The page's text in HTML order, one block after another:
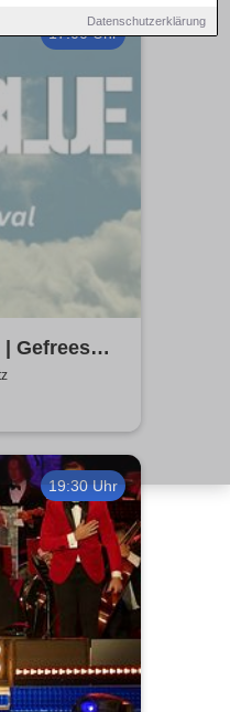
Datenschutzerklärung
17:00 Uhr
Gefrees
19:30 Uhr